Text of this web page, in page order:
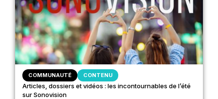
COMMUNAUTÉ CONTENU
Articles, dossiers et vidéos : les incontournables de l’été
sur Sonovision